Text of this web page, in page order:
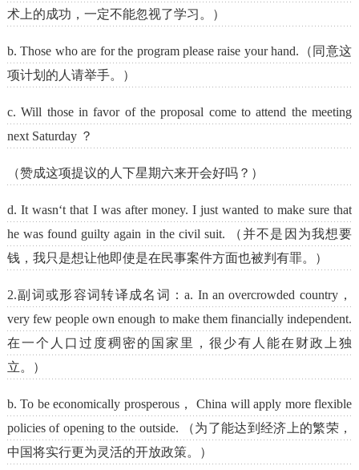
术上的成功，一定不能忽视了学习。）
b. Those who are for the program please raise your hand.（同意这
项计划的人请举手。）
c. Will those in favor of the proposal come to attend the meeting
next Saturday ？
（赞成这项提议的人下星期六来开会好吗？）
d. It wasn‘t that I was after money. I just wanted to make sure that
he was found guilty again in the civil suit. （并不是因为我想要
钱，我只是想让他即使是在民事案件方面也被判有罪。）
2.副词或形容词转译成名词：a. In an overcrowded country，
very few people own enough to make them financially independent.
在一个人口过度稠密的国家里，很少有人能在财政上独
立。）
b. To be economically prosperous， China will apply more flexible
policies of opening to the outside. （为了能达到经济上的繁荣，
中国将实行更为灵活的开放政策。）